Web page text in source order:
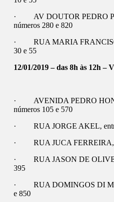
· AV DOUTOR PEDRO
números 280 e 820
· RUA MARIA
30 e 55
12/01/2019 – das 8h às 12h –
· AVENIDA PEDRO
números 105 e 570
· RUA JORGE AKEL, entre
· RUA JUCA FERREIRA,
· RUA JASON DE
395
· RUA DOMINGOS DI
e 850